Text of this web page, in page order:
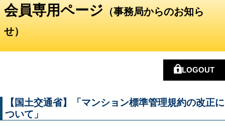
会員専用ページ （事務局からのお知ら
せ）
LOGOUT
【国土交通省】「マンション標準管理規約の改正に
ついて」